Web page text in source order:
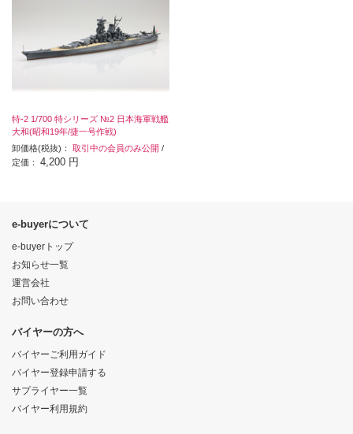
特-2 1/700 特シリーズ №2 日本海軍戦艦
大和(昭和19年/捷一号作戦)
卸価格(税抜)： 取引中の会員のみ公開 /
定価： 4,200 円
e-buyerについて
e-buyerトップ
お知らせ一覧
運営会社
お問い合わせ
バイヤーの方へ
バイヤーご利用ガイド
バイヤー登録申請する
サプライヤー一覧
バイヤー利用規約